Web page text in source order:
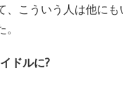
、こういう人は他にも
ドルに?